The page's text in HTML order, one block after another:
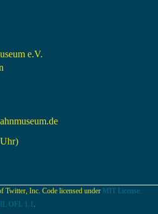
e.V.
Twitter, Inc. Code licensed under MIT License.
OFL 1.1 .